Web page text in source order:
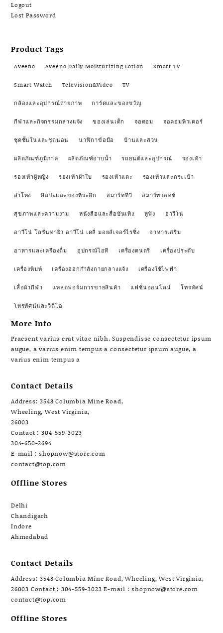
Logout
Lost Password
Product Tags
Aveeno Aveeno Daily Moisturizing Lotion Smart TV
Smart Watch Television&Video TV
กล้องและอุปกรณ์ถ่ายภาพ การ์ดและของขวัญ
กีฬาและกิจกรรมกลางแจ้ง ของเล่นเด็ก จอคอม จอคอมพิวเตอร์
ชุดชั้นในและชุดนอน นาฬิกาข้อมือ บ้านและสวน
ผลิตภัณฑ์ภูมิภาค ผลิตภัณฑ์อาบน้ำ รถยนต์และอุปกรณ์ รองเท้า
รองเท้าผู้หญิง รองเท้าผ้าใบ รองเท้าแตะ รองเท้าและกระเป๋า
ลำโพง ศิลปะและของที่ระลึก สมาร์ททีวี สมาร์ทวอทช์
สุขภาพและความงาม หนังสือและสื่อบันเทิง หูฟัง อาวีโน่
อาวีโน่ โลชั่นทาผิว อาวีโน่ เดลี่ มอยส์เจอร์ไรซิ่ง อาหารเสริม
อาหารและเครื่องดื่ม อุปกรณ์ไอที เครื่องดนตรี เครื่องประดับ
เครื่องพิมพ์ เครื่องออกกำลังกายกลางแจ้ง เครื่องใช้ไฟฟ้า
เสื้อผ้ากีฬา แพลตฟอร์มการขายสินค้า แฟชั่นออนไลน์ โทรทัศน์
โทรทัศน์และวิดีโอ
More Info
Praesent varius erat vitae nibh. Suspendisse consectetur ipsum
augue, a varius enim tempus a consectetur ipsum augue, a
varius enim tempus a
Contact Details
Address: 3548 Columbia Mine Road,
Wheeling, West Virginia,
26003
Contact : 304-559-3023
304-650-2694
E-mail : shopnow@store.com
contact@top.com
Offline Stores
Delhi
Chandigarh
Indore
Ahmedabad
Contact Details
Address: 3548 Columbia Mine Road, Wheeling, West Virginia,
26003 Contact : 304-559-3023 E-mail : shopnow@store.com
contact@top.com
Offline Stores